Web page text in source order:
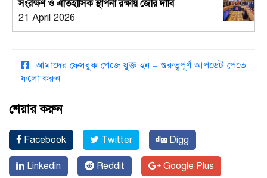
সংরক্ষণ ও ঐতিহাসিক স্থাপনা রক্ষায় জোর দাবি
21 April 2026
আমাদের ফেসবুক পেজে যুক্ত হন – গুরুত্বপূর্ণ আপডেট পেতে
ফলো করুন
শেয়ার করুন
Facebook Twitter Digg
Linkedin Reddit Google Plus